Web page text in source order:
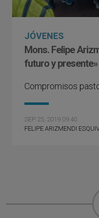
JÓVENES
Mons. Felipe
futuro y presente»
Compromisos
SEP 25, 2019 09:40
FELIPE ARIZMENDI